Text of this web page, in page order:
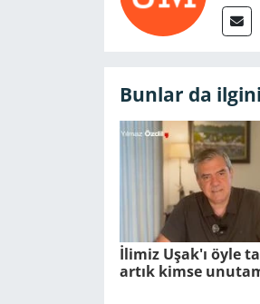
Bunlar da
İlimiz Uşak'ı öyle
artık kimse